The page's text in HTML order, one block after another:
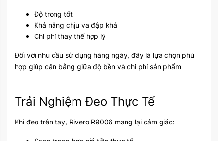
Độ trong tốt
Khả năng chịu va đập khá
Chi phí thay thế hợp lý
Đối với nhu cầu sử dụng hàng ngày, đây là lựa chọn phù
hợp giúp cân bằng giữa độ bền và chi phí sản phẩm.
Trải Nghiệm Đeo Thực Tế
Khi đeo trên tay, Rivero R9006 mang lại cảm giác: